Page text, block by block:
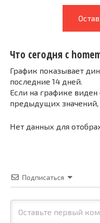
Что сегодня с
График показывает
последние 14 дней.
Если на графике
предыдущих значений,
Нет данных для
Подписаться